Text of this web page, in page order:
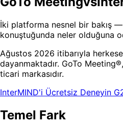
İki platforma nesnel bir bakış
konuştuğunda neler olduğuna
Ağustos 2026 itibarıyla
dayanmaktadır. GoTo
ticari markasıdır.
InterMIND'i Ücretsiz Deneyin
Temel Fark